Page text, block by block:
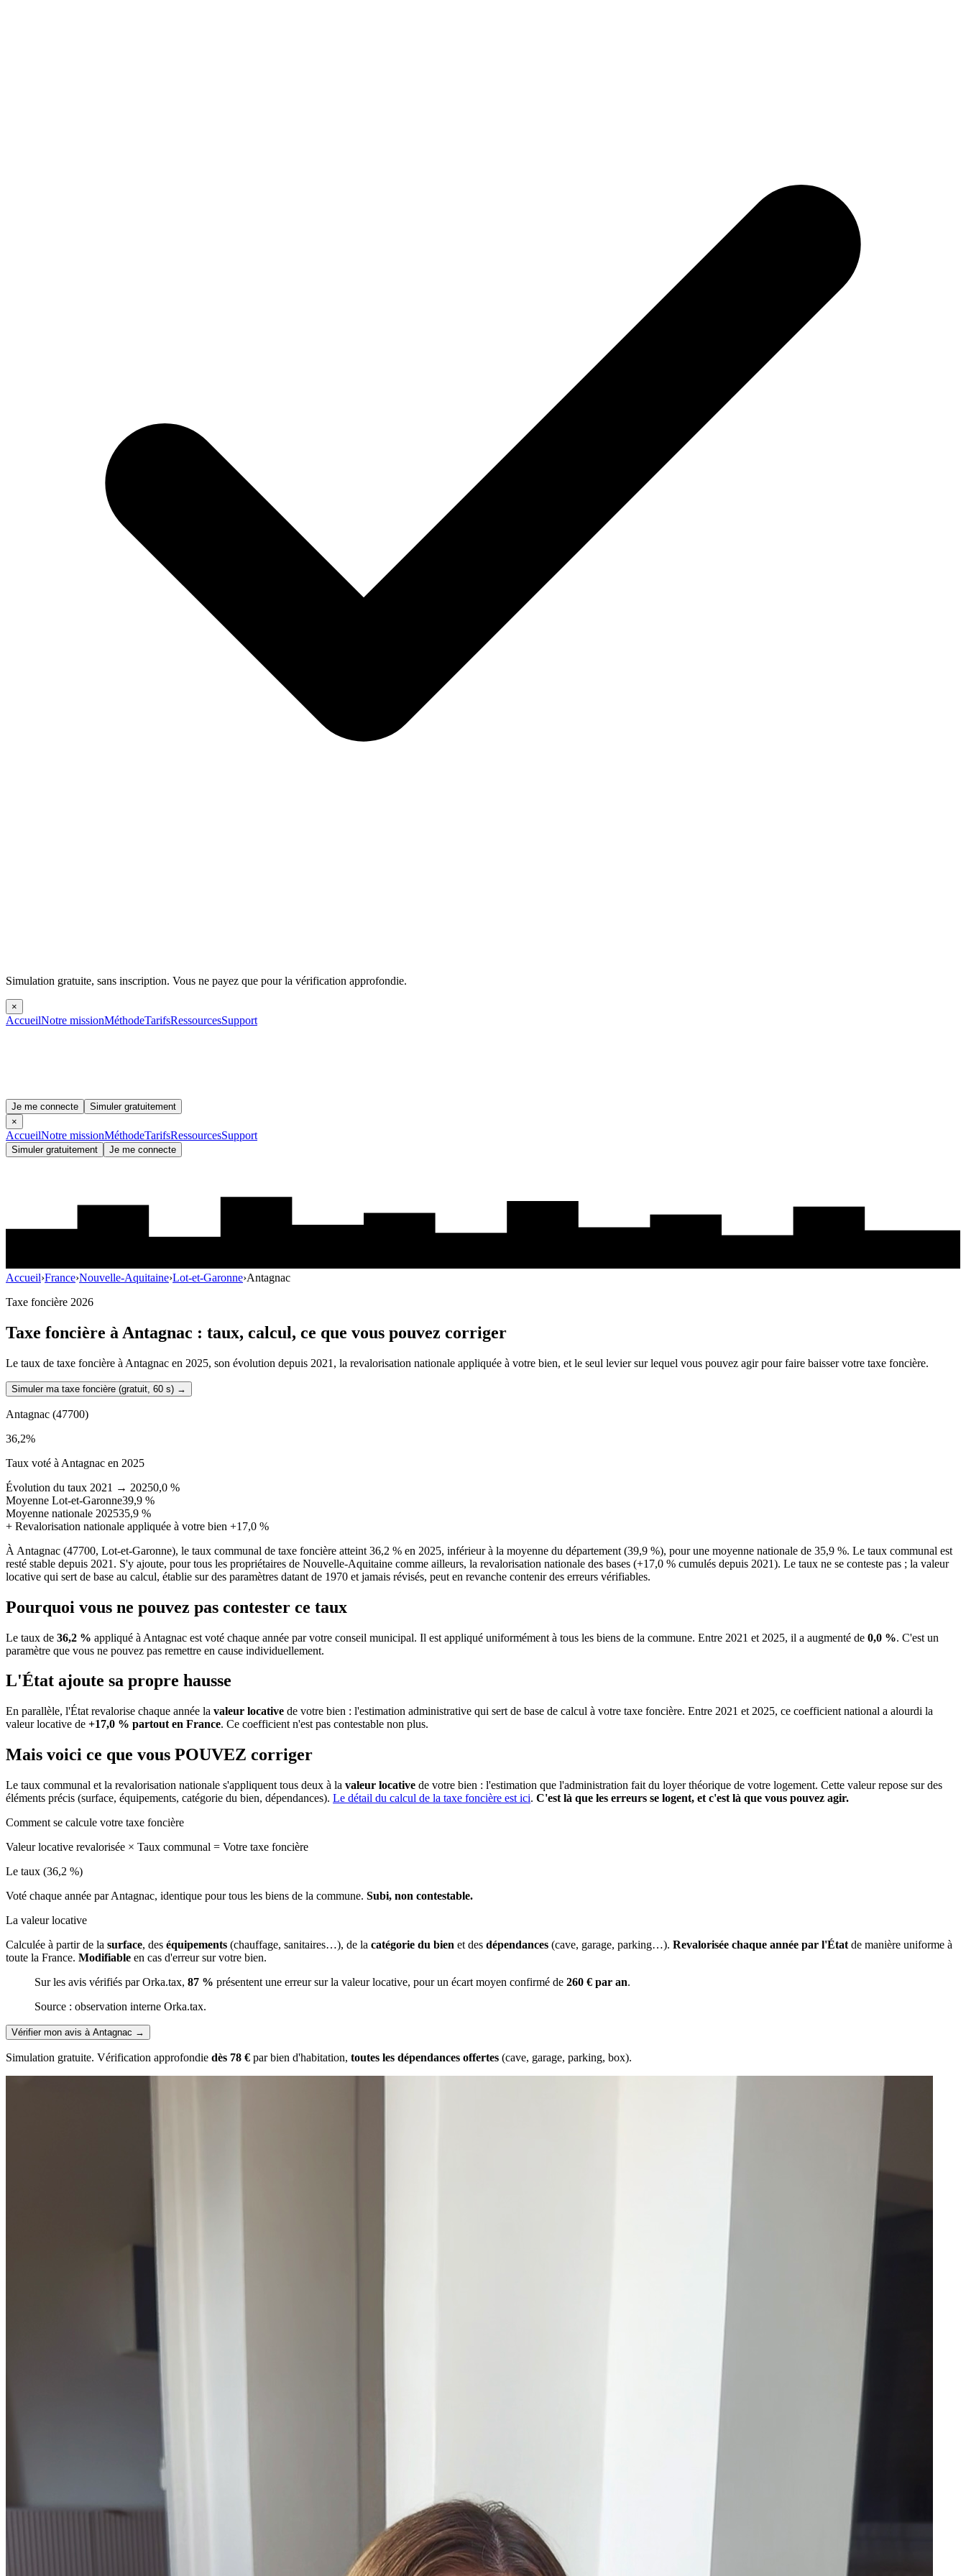
Simulation gratuite, sans inscription. Vous ne payez que pour la vérification approfondie.
×
AccueilNotre missionMéthodeTarifsRessourcesSupport
Je me connecte
Simuler gratuitement
×
AccueilNotre missionMéthodeTarifsRessourcesSupport
Simuler gratuitement Je me connecte
Accueil›France›Nouvelle-Aquitaine›Lot-et-Garonne›Antagnac
Taxe foncière 2026
Taxe foncière à Antagnac : taux, calcul, ce que vous pouvez corriger
Le taux de taxe foncière à Antagnac en 2025, son évolution depuis 2021, la revalorisation nationale appliquée à votre bien, et le seul levier sur lequel vous pouvez agir pour faire baisser votre taxe foncière.
Simuler ma taxe foncière (gratuit, 60 s) →
Antagnac (47700)
36,2%
Taux voté à Antagnac en 2025
Évolution du taux 2021 → 20250,0 %
Moyenne Lot-et-Garonne39,9 %
Moyenne nationale 202535,9 %
+ Revalorisation nationale appliquée à votre bien +17,0 %
À Antagnac (47700, Lot-et-Garonne), le taux communal de taxe foncière atteint 36,2 % en 2025, inférieur à la moyenne du département (39,9 %), pour une moyenne nationale de 35,9 %. Le taux communal est
resté stable depuis 2021. S'y ajoute, pour tous les propriétaires de Nouvelle-Aquitaine comme ailleurs, la revalorisation nationale des bases (+17,0 % cumulés depuis 2021). Le taux ne se conteste pas ; la valeur
locative qui sert de base au calcul, établie sur des paramètres datant de 1970 et jamais révisés, peut en revanche contenir des erreurs vérifiables.
Pourquoi vous ne pouvez pas contester ce taux
Le taux de 36,2 % appliqué à Antagnac est voté chaque année par votre conseil municipal. Il est appliqué uniformément à tous les biens de la commune. Entre 2021 et 2025, il a augmenté de 0,0 %. C'est un
paramètre que vous ne pouvez pas remettre en cause individuellement.
L'État ajoute sa propre hausse
En parallèle, l'État revalorise chaque année la valeur locative de votre bien : l'estimation administrative qui sert de base de calcul à votre taxe foncière. Entre 2021 et 2025, ce coefficient national a alourdi la
valeur locative de +17,0 % partout en France. Ce coefficient n'est pas contestable non plus.
Mais voici ce que vous POUVEZ corriger
Le taux communal et la revalorisation nationale s'appliquent tous deux à la valeur locative de votre bien : l'estimation que l'administration fait du loyer théorique de votre logement. Cette valeur repose sur des
éléments précis (surface, équipements, catégorie du bien, dépendances). Le détail du calcul de la taxe foncière est ici. C'est là que les erreurs se logent, et c'est là que vous pouvez agir.
Comment se calcule votre taxe foncière
Valeur locative revalorisée × Taux communal = Votre taxe foncière
Le taux (36,2 %)
Voté chaque année par Antagnac, identique pour tous les biens de la commune. Subi, non contestable.
La valeur locative
Calculée à partir de la surface, des équipements (chauffage, sanitaires…), de la catégorie du bien et des dépendances (cave, garage, parking…). Revalorisée chaque année par l'État de manière uniforme à
toute la France. Modifiable en cas d'erreur sur votre bien.
Sur les avis vérifiés par Orka.tax, 87 % présentent une erreur sur la valeur locative, pour un écart moyen confirmé de 260 € par an.
Source : observation interne Orka.tax.
Vérifier mon avis à Antagnac →
Simulation gratuite. Vérification approfondie dès 78 € par bien d'habitation, toutes les dépendances offertes (cave, garage, parking, box).